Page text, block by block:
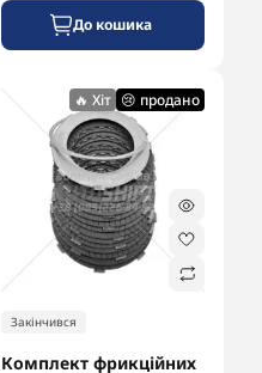
До кошика
🔥 Хіт 😢 продано
Закінчився
Комплект фрикційних